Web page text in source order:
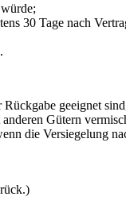
30 Tage nach
geeignet
Gütern
die Versiegelung